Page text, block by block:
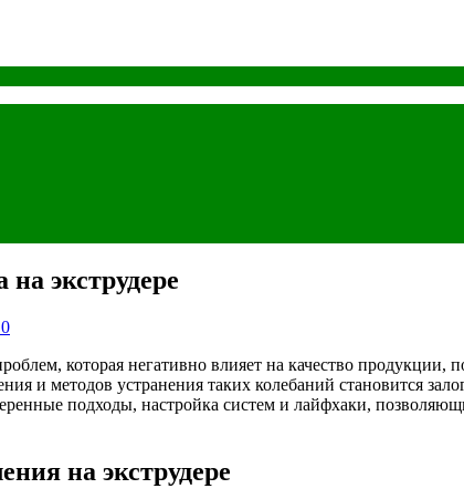
экструдере
которая негативно влияет на качество
и методов устранения таких колебаний становится
подходы, настройка систем и лайфхаки,
на экструдере